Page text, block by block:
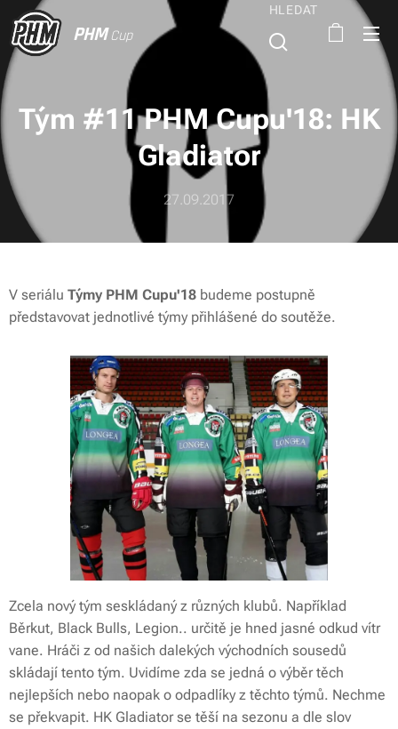
PHM Cup
HLEDAT
Tým #11 PHM Cupu'18: HK
Gladiator
27.09.2017
V seriálu Týmy PHM Cupu'18 budeme postupně
představovat jednotlivé týmy přihlášené do soutěže.
Zcela nový tým seskládaný z různých klubů. Například
Běrkut, Black Bulls, Legion.. určitě je hned jasné odkud vítr
vane. Hráči z od našich dalekých východních sousedů
skládají tento tým. Uvidíme zda se jedná o výběr těch
nejlepších nebo naopak o odpadlíky z těchto týmů. Nechme
se překvapit. HK Gladiator se těší na sezonu a dle slov